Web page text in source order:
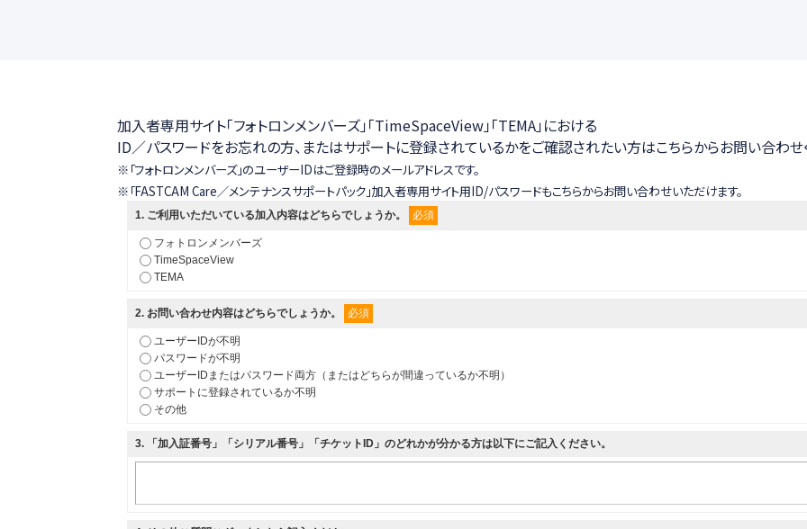
ハイスピードカメラの選び方
加入者専用サイト「フォトロンメンバーズ」「TimeSpaceView」「TEMA」における
ID／パスワードをお忘れの方、またはサポートに登録されているかをご確認されたい方はこちらからお問い合わせ
※「フォトロンメンバーズ」のユーザーIDはご登録時のメールアドレスです。
※「FASTCAM Care／メンテナンスサポートパック」加入者専用サイト用ID/パスワードもこちらからお問い合わせいただけます。
1. ご利用いただいている加入内容はどちらでしょうか。 必須
フォトロンメンバーズ
TimeSpaceView
TEMA
2. お問い合わせ内容はどちらでしょうか。 必須
ユーザーIDが不明
パスワードが不明
ユーザーIDまたはパスワード両方（またはどちらが間違っているか不明）
サポートに登録されているか不明
その他
3. 「加入証番号」「シリアル番号」「チケットID」のどれかが分かる方は以下にご記入ください。